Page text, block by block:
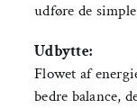
udføre de
Udbytte:
Flowet af
bedre balance,